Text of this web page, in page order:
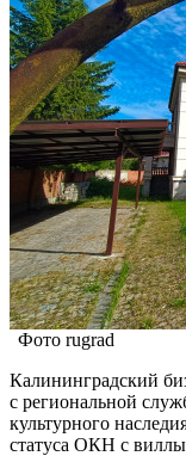
Фото rugrad
Калининградский
с региональной
культурного
статуса ОКН с